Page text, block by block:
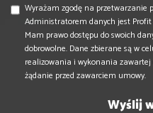
Wyrażam zgodę na przetwarzanie
Administratorem danych jest Profit
Mam prawo dostępu do swoich
dobrowolne. Dane zbierane są w
realizowania i wykonania
żądanie przed zawarciem umowy.